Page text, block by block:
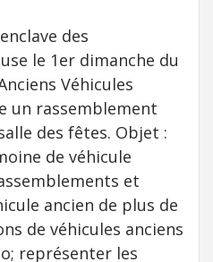
des
le 1er dimanche du
Véhicules
un rassemblement
des fêtes. Objet :
de véhicule
et
ancien de plus de
de véhicules anciens
représenter les